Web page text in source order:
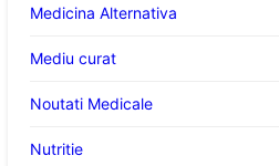
Medicina Alternativa
Mediu curat
Noutati Medicale
Nutritie